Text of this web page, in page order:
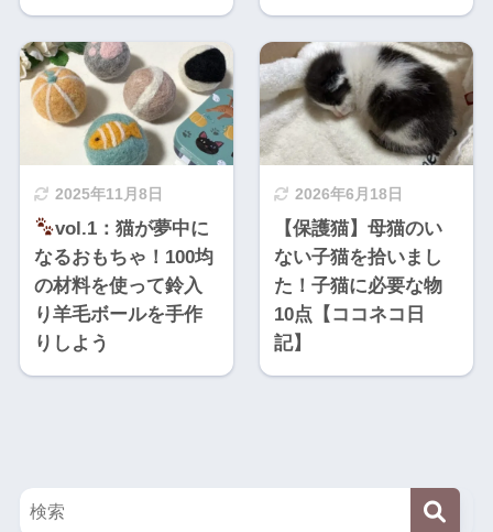
2025年11月8日
vol.1：猫が夢中に
なるおもちゃ！100均
の材料を使って鈴入
り羊毛ボールを手作
りしよう
2026年6月18日
【保護猫】母猫のい
ない子猫を拾いまし
た！子猫に必要な物
10点【ココネコ日
記】